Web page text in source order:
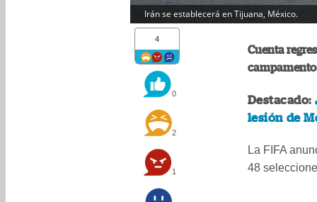
Irán se establecerá en Tijuana, México.
4
0
2
1
Cuenta
campamento
Destacado:
lesión de
La FIFA
48